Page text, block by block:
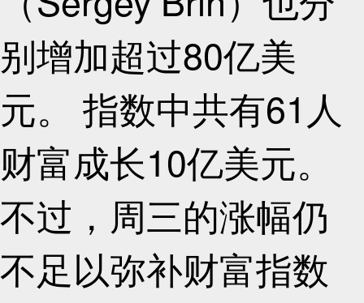
别增加超过80亿美
元。 指数中共有61人
财富成长10亿美元。
不过，周三的涨幅仍
不足以弥补财富指数